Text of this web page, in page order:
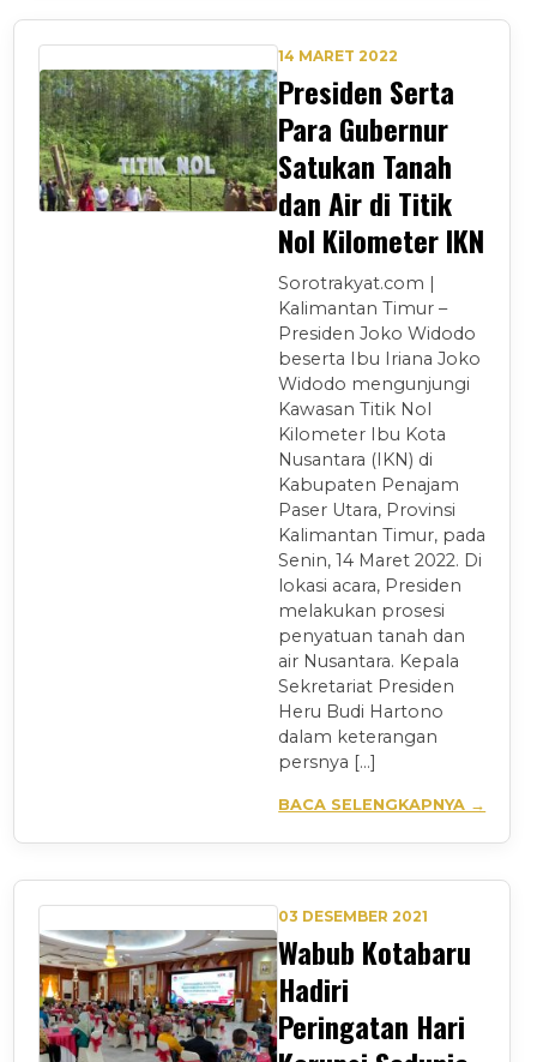
14 MARET 2022
Presiden Serta
Para Gubernur
Satukan Tanah
dan Air di Titik
Nol Kilometer IKN
Sorotrakyat.com |
Kalimantan Timur –
Presiden Joko Widodo
beserta Ibu Iriana Joko
Widodo mengunjungi
Kawasan Titik Nol
Kilometer Ibu Kota
Nusantara (IKN) di
Kabupaten Penajam
Paser Utara, Provinsi
Kalimantan Timur, pada
Senin, 14 Maret 2022. Di
lokasi acara, Presiden
melakukan prosesi
penyatuan tanah dan
air Nusantara. Kepala
Sekretariat Presiden
Heru Budi Hartono
dalam keterangan
persnya […]
BACA SELENGKAPNYA →
03 DESEMBER 2021
Wabub Kotabaru
Hadiri
Peringatan Hari